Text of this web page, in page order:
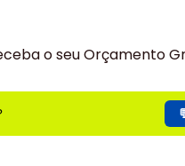
o seu Orçamento